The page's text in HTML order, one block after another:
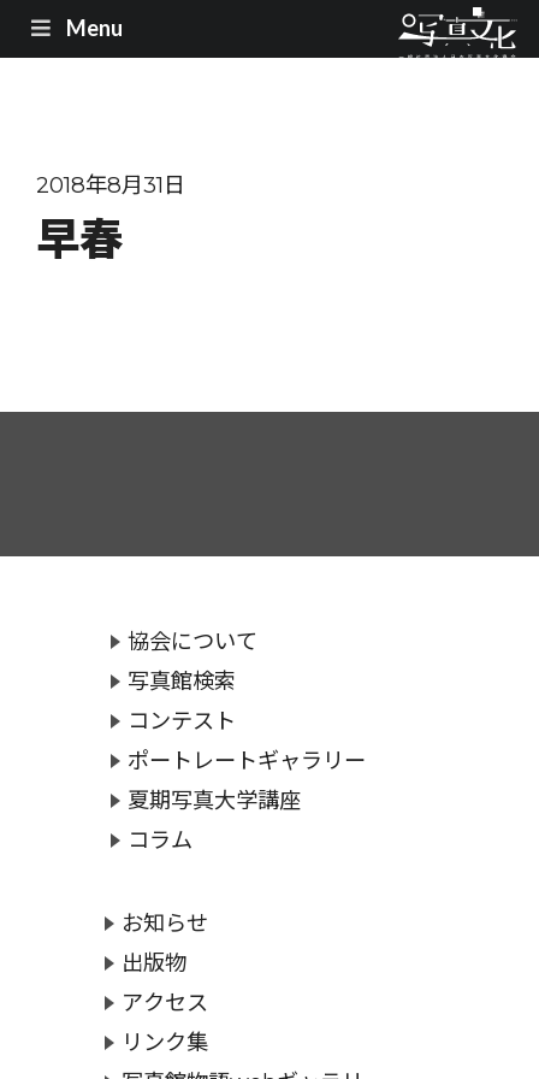
Menu
2018年8月31日
早春
協会について
写真館検索
コンテスト
ポートレートギャラリー
夏期写真大学講座
コラム
お知らせ
出版物
アクセス
リンク集